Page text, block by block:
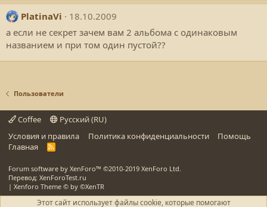
PlatinaVi
18.10.2009
а если не секрет зачем вам 2 альбома с одинаковым
названием и при том один пустой??
Пользователи
Coffee
Русский (RU)
Условия и правила
Политика конфиденциальности
Помощь
Главная
R
Forum software by XenForo™ ©2010-2019 XenForo Ltd.
Перевод: XenForoTest.ru
| Xenforo Theme © by ©XenTR
Этот сайт использует файлы cookie, которые помогают